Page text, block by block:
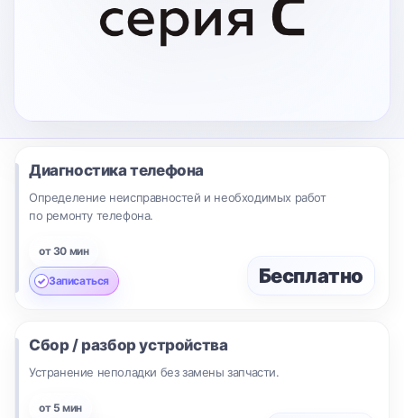
Диагностика телефона
Определение неисправностей и необходимых работ
по ремонту телефона.
от 30 мин
Записаться Бесплатно
Сбор / разбор устройства
Устранение неполадки без замены запчасти.
от 5 мин